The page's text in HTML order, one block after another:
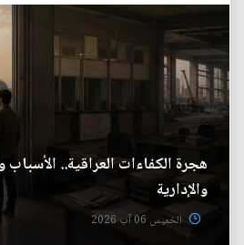
هجرة الكفاءات العراقية.. الأسباب
والإدارية
الخميس 06 آب 2026